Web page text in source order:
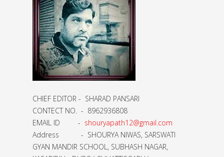
CHIEF EDITOR - SHARAD PANSARI
CONTECT NO. - 8962936808
EMAIL ID - shouryapath12@gmail.com
Address - SHOURYA NIWAS, SARSWATI
GYAN MANDIR SCHOOL, SUBHASH NAGAR,